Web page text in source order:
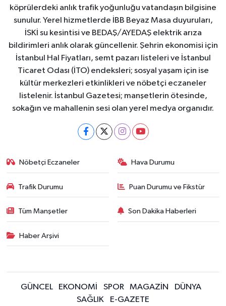
köprülerdeki anlık trafik yoğunluğu vatandaşın bilgisine
sunulur. Yerel hizmetlerde İBB Beyaz Masa duyuruları,
İSKİ su kesintisi ve BEDAŞ/AYEDAŞ elektrik arıza
bildirimleri anlık olarak güncellenir. Şehrin ekonomisi için
İstanbul Hal Fiyatları, semt pazarı listeleri ve İstanbul
Ticaret Odası (İTO) endeksleri; sosyal yaşam için ise
kültür merkezleri etkinlikleri ve nöbetçi eczaneler
listelenir. İstanbul Gazetesi; manşetlerin ötesinde,
sokağın ve mahallenin sesi olan yerel medya organıdır.
Nöbetçi Eczaneler Hava Durumu
Trafik Durumu Puan Durumu ve Fikstür
Tüm Manşetler Son Dakika Haberleri
Haber Arşivi
GÜNCEL EKONOMİ SPOR MAGAZİN
DÜNYA
SAĞLIK
E-GAZETE